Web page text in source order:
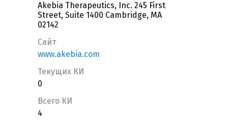
Akebia Therapeutics, Inc. 245 First
Street, Suite 1400 Cambridge, MA
02142
Сайт
www.akebia.com
Текущих КИ
0
Всего КИ
4